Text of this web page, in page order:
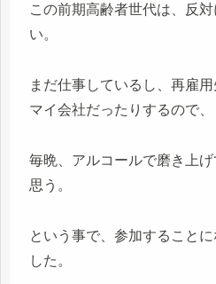
この前期高齢者世代は、反
い。
まだ仕事しているし、再雇用
マイ会社だったりするので、
毎晩、アルコールで磨き上
思う。
という事で、参加すること
した。